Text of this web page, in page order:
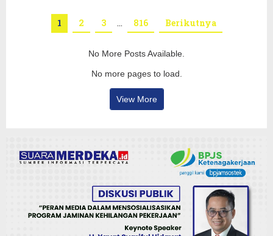
1 2 3 … 816 Berikutnya
No More Posts Available.
No more pages to load.
View More